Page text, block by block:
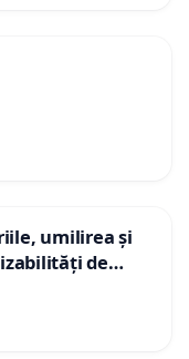
umilirea și
de